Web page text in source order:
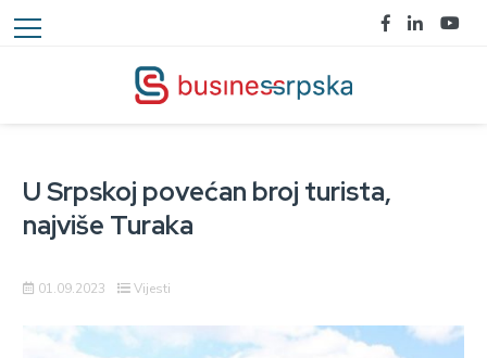
U Srpskoj povećan broj turista,
najviše Turaka
01.09.2023 Vijesti